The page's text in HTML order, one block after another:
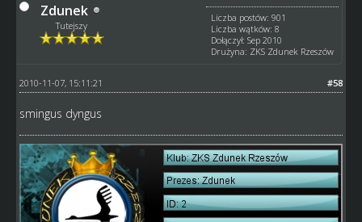
Zdunek
Tutejszy
Liczba postów: 901
Liczba wątków: 8
Dołączył: Sep 2010
Drużyna: ZKS Zdunek Rzeszów
#58
2010-11-07, 15:11:21
smingus dyngus